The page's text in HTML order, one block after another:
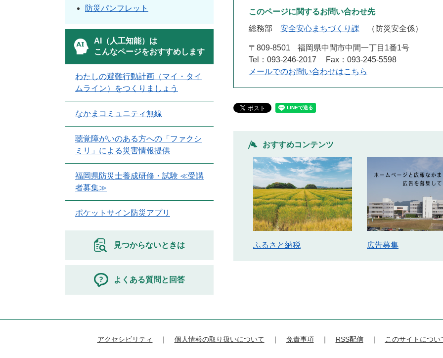
このページに関するお問い合わせ先
総務部
安全安心まちづくり課 防災安全係
〒809-8501
福岡県中間市中間一丁目1番1号
Tel：093-246-2017
Fax：093-245-5598
メールでのお問い合わせはこちら
おすすめコンテンツ
ふるさと納税 広告募集
防災パンフレット
AI（人工知能）は
こんなページをおすすめします
わたしの避難行動計画（マイ・タイ
ムライン）をつくりましょう
なかまコミュニティ無線
聴覚障がいのある方への「ファクシ
ミリ」による災害情報提供
福岡県防災士養成研修・試験 ≪受講
者募集≫
ポケットサイン防災アプリ
見つからないときは
よくある質問と回答
アクセシビリティ 個人情報の取り扱いについて 免責事項 RSS配信 このサイトについ